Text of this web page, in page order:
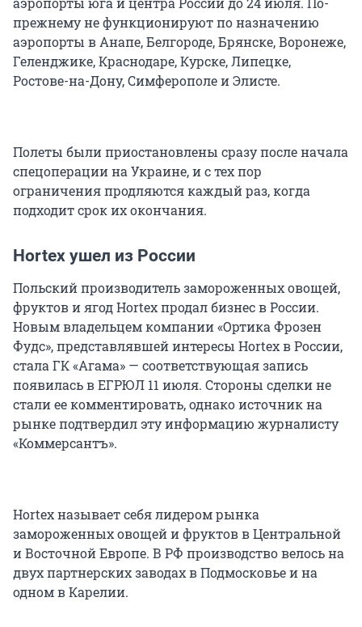
прежнему не функционируют по назначению
аэропорты в Анапе, Белгороде, Брянске, Воронеже,
Геленджике, Краснодаре, Курске, Липецке,
Ростове-на-Дону, Симферополе и Элисте.
Полеты были приостановлены сразу после начала
спецоперации на Украине, и с тех пор
ограничения продляются каждый раз, когда
подходит срок их окончания.
Hortex ушел из России
Польский производитель замороженных овощей,
фруктов и ягод Hortex продал бизнес в России.
Новым владельцем компании «Ортика Фрозен
Фудс», представлявшей интересы Hortex в России,
стала ГК «Агама» — соответствующая запись
появилась в ЕГРЮЛ 11 июля. Стороны сделки не
стали ее комментировать, однако источник на
рынке подтвердил эту информацию журналисту
«Коммерсантъ».
Hortex называет себя лидером рынка
замороженных овощей и фруктов в Центральной
и Восточной Европе. В РФ производство велось на
двух партнерских заводах в Подмосковье и на
одном в Карелии.